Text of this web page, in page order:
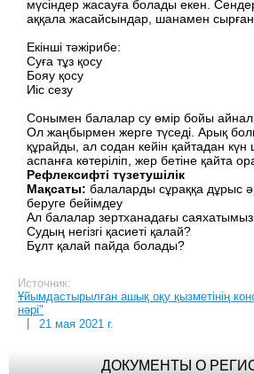
мүсіндер жасауға болады екен.
аққала жасайсындар, шанамен
Екінші тәжірибе:
Суға тұз қосу
Бояу қосу
Иіс сезу
Сонымен балалар су өмір бойы
Ол жаңбырмен жерге түседі. Арық
құрайды, ал содан кейін қайтадан
аспанға көтеріліп, жер бетіне қайта
Рефлексифті түзетушілік
Мақсаты: балаларды сұраққа дұрыс
беруге бейімдеу
Ал балалар зертханадағы
Судың негізгі қасиеті қалай?
Бұлт қалай пайда болады?
Источник:
Ұйымдастырылған ашық оқу қызметінің
нәрі"
21 мая 2021 г.
ДОКУМЕНТЫ О